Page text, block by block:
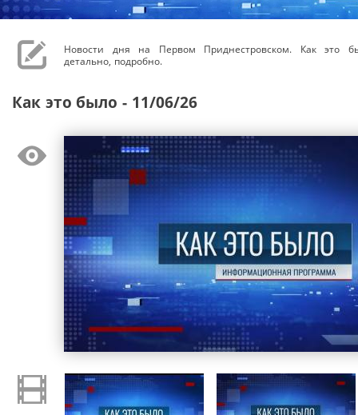
Новости дня на Первом Приднестровском. Как это
детально, подробно.
Как это было - 11/06/26